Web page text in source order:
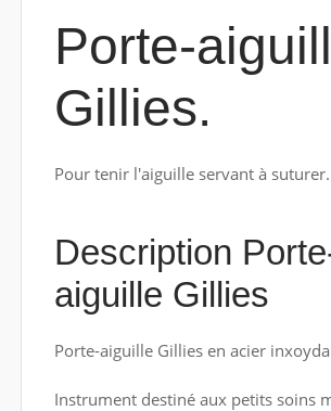
Porte-
Gillies.
Pour tenir l'aiguille servant à suturer.
Description
aiguille Gillies
Porte-aiguille Gillies en acier
Instrument destiné aux petits soins